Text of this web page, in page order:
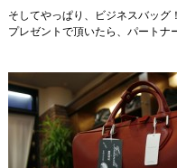
そしてやっぱり、ビジネスバッグ
プレゼントで頂いたら、パートナ